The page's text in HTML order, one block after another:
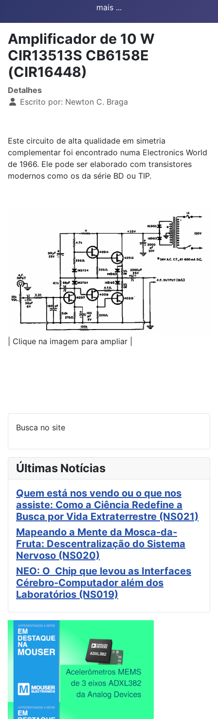
mais ...
Amplificador de 10 W
CIR13513S CB6158E
(CIR16448)
Detalhes
Escrito por: Newton C. Braga
Este circuito de alta qualidade em simetria
complementar foi encontrado numa Electronics World
de 1966. Ele pode ser elaborado com transistores
modernos como os da série BD ou TIP.
| Clique na imagem para ampliar |
Busca no site
Últimas Notícias
Quem está nos vendo ou o que nos
assiste: Como a Ciência Redefine a
Busca por Vida Extraterrestre (NS021)
Mapeando a Mente da Mosca-da-
Fruta: Descentralização do Sistema
Nervoso (NS020)
NEO: O Chip que levou as Interfaces
Cérebro-Computador além dos
Laboratórios (NS019)